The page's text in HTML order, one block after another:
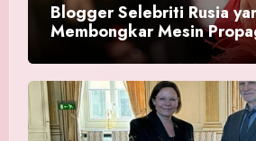
Blogger Selebriti Rusia
Membongkar Mesin